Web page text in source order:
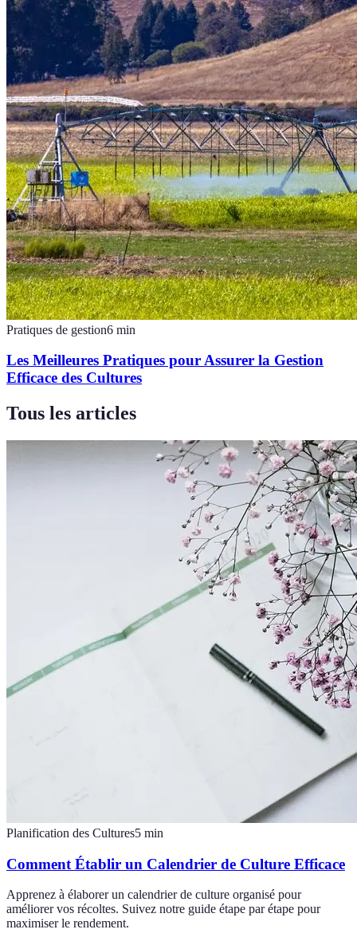
Pratiques de gestion6 min
Les Meilleures Pratiques pour Assurer la Gestion
Efficace des Cultures
Tous les articles
Planification des Cultures5 min
Comment Établir un Calendrier de Culture Efficace
Apprenez à élaborer un calendrier de culture organisé pour
améliorer vos récoltes. Suivez notre guide étape par étape pour
maximiser le rendement.